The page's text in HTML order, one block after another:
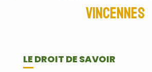
Vincennes
LE DROIT DE SAVOIR